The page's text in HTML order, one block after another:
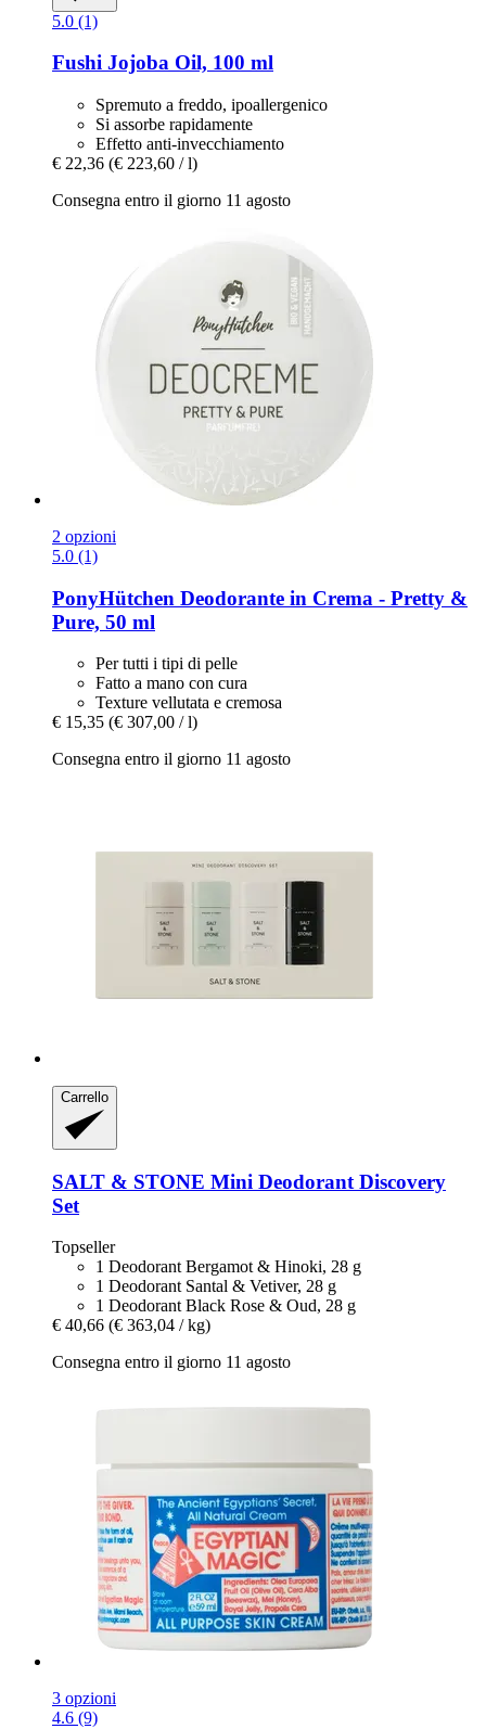
5.0 (1)
Fushi Jojoba Oil, 100 ml
Spremuto a freddo, ipoallergenico
Si assorbe rapidamente
Effetto anti-invecchiamento
€ 22,36 (€ 223,60 / l)
Consegna entro il giorno 11 agosto
2 opzioni
5.0 (1)
PonyHütchen Deodorante in Crema -​ Pretty &
Pure, 50 ml
Per tutti i tipi di pelle
Fatto a mano con cura
Texture vellutata e cremosa
€ 15,35 (€ 307,00 / l)
Consegna entro il giorno 11 agosto
Carrello
SALT & STONE Mini Deodorant Discovery
Set
Topseller
1 Deodorant Bergamot & Hinoki, 28 g
1 Deodorant Santal & Vetiver, 28 g
1 Deodorant Black Rose & Oud, 28 g
€ 40,66 (€ 363,04 / kg)
Consegna entro il giorno 11 agosto
3 opzioni
4.6 (9)